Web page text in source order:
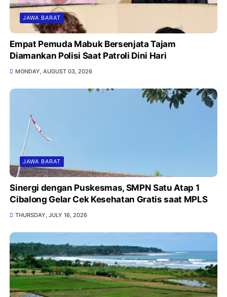
JAWA BARAT
Empat Pemuda Mabuk Bersenjata Tajam
Diamankan Polisi Saat Patroli Dini Hari
MONDAY, AUGUST 03, 2026
JAWA BARAT
Sinergi dengan Puskesmas, SMPN Satu Atap 1
Cibalong Gelar Cek Kesehatan Gratis saat MPLS
THURSDAY, JULY 16, 2026